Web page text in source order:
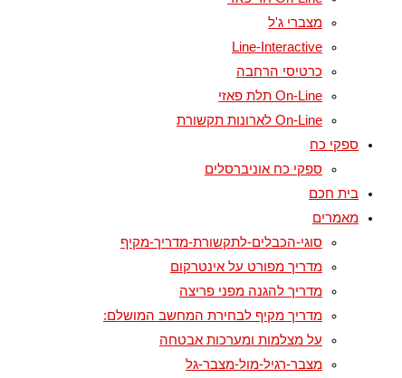
מצברי ג'ל
Line-Interactive
כרטיסי הרחבה
On-Line תלת פאזי
On-Line לארונות תקשורת
ספקי כח
ספקי כח אוניברסלים
בית חכם
מאמרים
סוגי-הכבלים-לתקשורת-מדריך-מקיף
מדריך מפורט על אינטרקום
מדריך להגנה מפני פריצה
מדריך מקיף לבחירת המחשב המושלם:
על מצלמות ומערכות אבטחה
מצבר-רגיל-מול-מצבר-גל